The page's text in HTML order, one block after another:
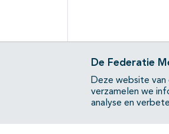
De Federatie
Deze website
verzamelen we
analyse en